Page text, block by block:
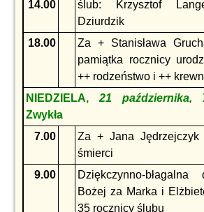
14.00
ślub: Krzysztof
Dziurdzik
18.00
Za + Stanisława
pamiątka rocznicy
++ rodzeństwo i ++
NIEDZIELA,21 października,
Zwykła
7.00
Za + Jana
śmierci
9.00
Dziękczynno-
Bożej za Marka i
35 rocznicy ślubu